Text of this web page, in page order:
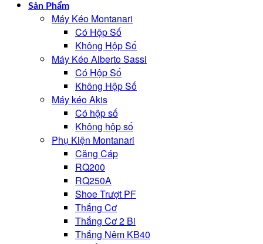
Sản Phẩm
Máy Kéo Montanari
Có Hộp Số
Không Hộp Số
Máy Kéo Alberto Sassi
Có Hộp Số
Không Hộp Số
Máy kéo Akis
Có hộp số
Không hộp số
Phụ Kiện Montanari
Căng Cáp
RQ200
RQ250A
Shoe Trượt PF
Thắng Cơ
Thắng Cơ 2 Bi
Thắng Nêm KB40